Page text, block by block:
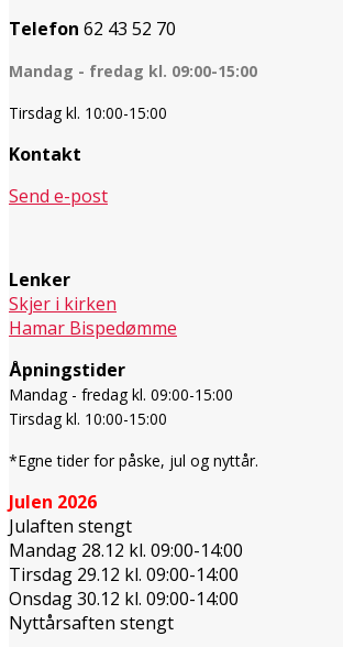
Telefon 62 43 52 70
Mandag - fredag kl. 09:00-15:00
Tirsdag kl. 10:00-15:00
Kontakt
Send e-post
Lenker
Skjer i kirken
Hamar Bispedømme
Åpningstider
Mandag - fredag kl. 09:00-15:00
Tirsdag kl. 10:00-15:00
*Egne tider for påske, jul og nyttår.
Julen 2026
Julaften stengt
Mandag 28.12 kl. 09:00-14:00
Tirsdag 29.12 kl. 09:00-14:00
Onsdag 30.12 kl. 09:00-14:00
Nyttårsaften stengt